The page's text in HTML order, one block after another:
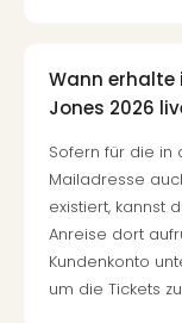
Wann erhalte
Jones 2026
Sofern für die in
Mailadresse
existiert, kannst
Anreise dort
Kundenkonto
um die Tickets